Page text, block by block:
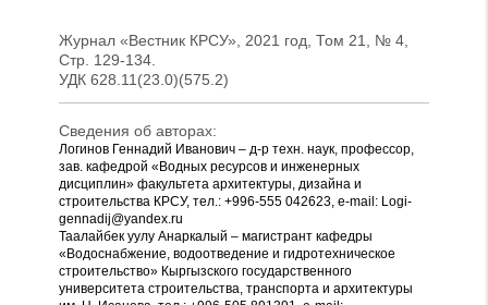
Журнал «Вестник КРСУ», 2021 год, Том 21, № 4,
Стр. 129-134.
УДК 628.11(23.0)(575.2)
Сведения об авторах:
Логинов Геннадий Иванович – д-р техн. наук, профессор,
зав. кафедрой «Водных ресурсов и инженерных
дисциплин» факультета архитектуры, дизайна и
строительства КРСУ, тел.: +996-555 042623, e-mail: Logi-
gennadij@yandex.ru
Таалайбек уулу Анаркалый – магистрант кафедры
«Водоснабжение, водоотведение и гидротехническое
строительство» Кыргызского государственного
университета строительства, транспорта и архитектуры